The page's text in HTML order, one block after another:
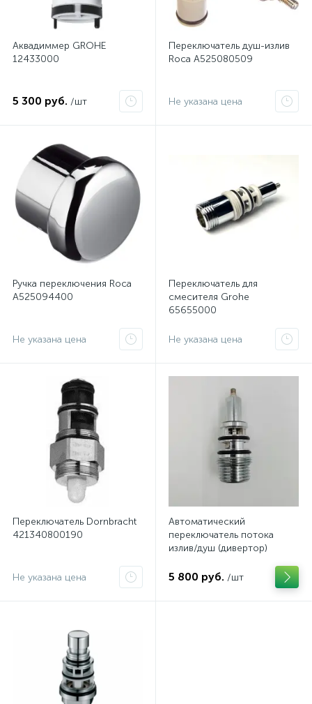
Аквадиммер GROHE
12433000
5 300 руб. /шт
Переключатель душ-излив
Roca A525080509
Не указана цена
Ручка переключения Roca
A525094400
Не указана цена
Переключатель для
смесителя Grohe
65655000
Не указана цена
Переключатель Dornbracht
421340800190
Не указана цена
Автоматический
переключатель потока
излив/душ (дивертор)
5 800 руб. /шт